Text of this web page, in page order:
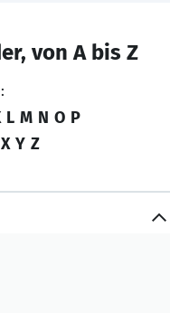
von A bis Z
L M N O P
X Y Z